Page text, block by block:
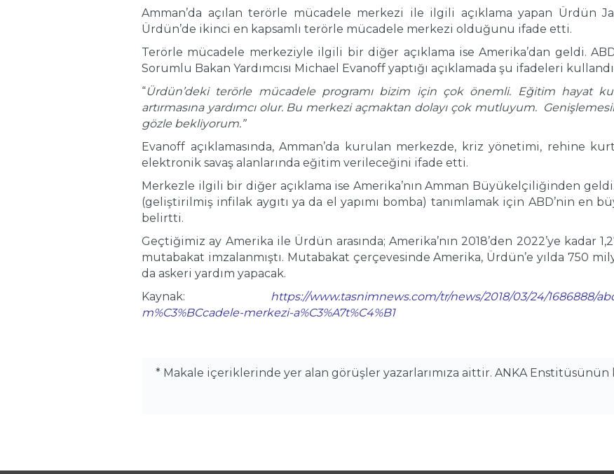
Amman’da açılan terörle mücadele merkezi ile ilgili açıklama yapan Ürdün
Ürdün’de ikinci en kapsamlı terörle mücadele merkezi olduğunu ifade etti.
Terörle mücadele merkeziyle ilgili bir diğer açıklama ise Amerika’dan geldi.
Sorumlu Bakan Yardımcısı Michael Evanoff yaptığı açıklamada şu ifadeleri
“Ürdün’deki terörle mücadele programı bizim için çok önemli. Eğitim hayat
artırmasına yardımcı olur. Bu merkezi açmaktan dolayı çok mutluyum.
gözle bekliyorum.”
Evanoff açıklamasında, Amman’da kurulan merkezde, kriz yönetimi, rehine
elektronik savaş alanlarında eğitim verileceğini ifade etti.
Merkezle ilgili bir diğer açıklama ise Amerika’nın Amman Büyükelçiliğinden
(geliştirilmiş infilak aygıtı ya da el yapımı bomba) tanımlamak için ABD’nin en
belirtti.
Geçtiğimiz ay Amerika ile Ürdün arasında; Amerika’nın 2018’den 2022’ye kadar
mutabakat imzalanmıştı. Mutabakat çerçevesinde Amerika, Ürdün’e yılda 750
da askeri yardım yapacak.
Kaynak: https://www.tasnimnews.com/tr/news/2018/03/24/1686888/
m%C3%BCcadele-merkezi-a%C3%A7t%C4%B1
* Makale içeriklerinde yer alan görüşler yazarlarımıza aittir. ANKA